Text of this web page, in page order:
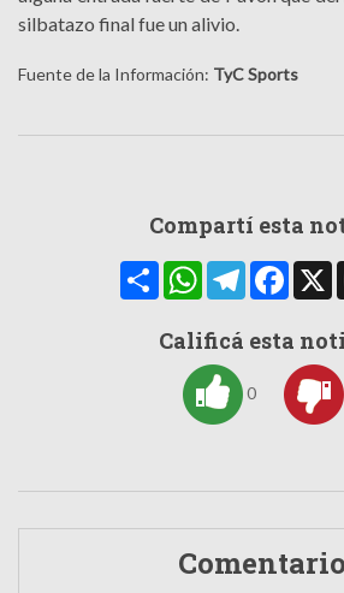
silbatazo final fue un alivio.
Fuente de la Información: TyC Sports
Compartí esta
CompartirWhatsAppTelegram X
Calificá esta
0